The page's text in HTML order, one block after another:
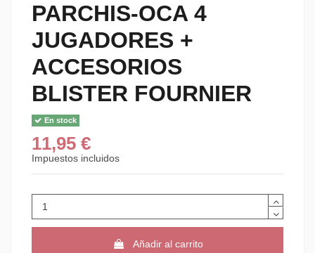
PARCHIS-OCA 4
JUGADORES +
ACCESORIOS
BLISTER FOURNIER
En stock
11,95 €
Impuestos incluidos
Añadir al carrito